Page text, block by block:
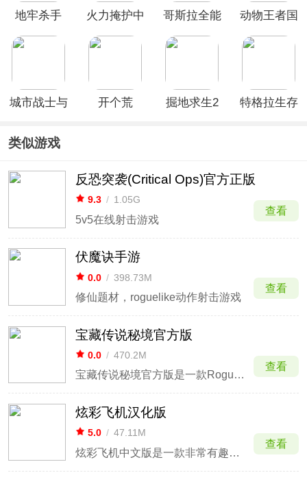
地牢杀手
火力掩护中
(Cover
哥斯拉全能
Omniverse)
动物王者国
城市战士与
方版
开个荒
掘地求生2
特格拉生存
类似游戏
反恐突袭(Critical Ops)官方正版
9.3 / 1.05G
5v5在线射击游戏
查看
伏魔诀手游
0.0 / 398.73M
修仙题材，roguelike动作射击游戏
查看
宝藏传说秘境官方版
0.0 / 470.2M
宝藏传说秘境官方版是一款Roguelike动作游戏，操作有趣、容易上手，却又很难精通。传说中，遥远的西方有一片由魔法守护的远古森林，但是现在却成了怪物的栖息地，如果能够战胜森林中的种种怪物和强大的魔王，就能让魔幻森林恢复曾经的模样。
查看
炫彩飞机汉化版
5.0 / 47.11M
炫彩飞机中文版是一款非常有趣好玩的休闲动作射击游戏，游戏采用了简约的复古像素画风，提供了海量丰富的游戏关卡挑战，独特炫酷的场景特效以及各种精彩的冒险玩法，带你开启一场新鲜感十足的射击体验。
查看